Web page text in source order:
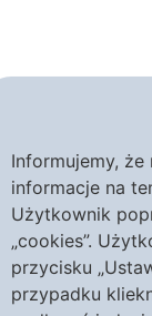
Informujemy,
informacje na
Użytkownik
„cookies”.
przycisku
przypadku